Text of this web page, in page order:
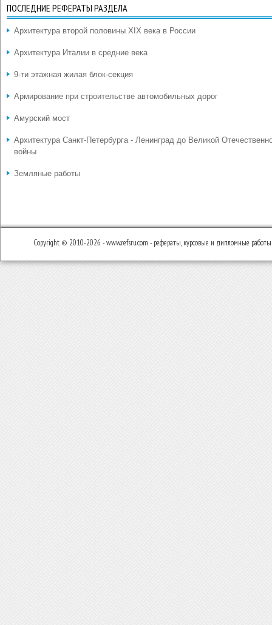
ПОСЛЕДНИЕ РЕФЕРАТЫ РАЗДЕЛА
Архитектура второй половины XIX века в России
Архитектура Италии в средние века
9-ти этажная жилая блок-секция
Армирование при строительстве автомобильных дорог
Амурский мост
Архитектура Санкт-Петербурга - Ленинград до Великой
войны
Земляные работы
Copyright © 2010-2026 - www.refsru.com - рефераты, курсовые и дипломные работы